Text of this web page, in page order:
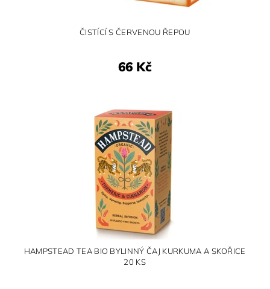
ČISTÍCÍ S ČERVENOU ŘEPOU
66 Kč
HAMPSTEAD TEA BIO BYLINNÝ ČAJ KURKUMA A SKOŘICE
20 KS